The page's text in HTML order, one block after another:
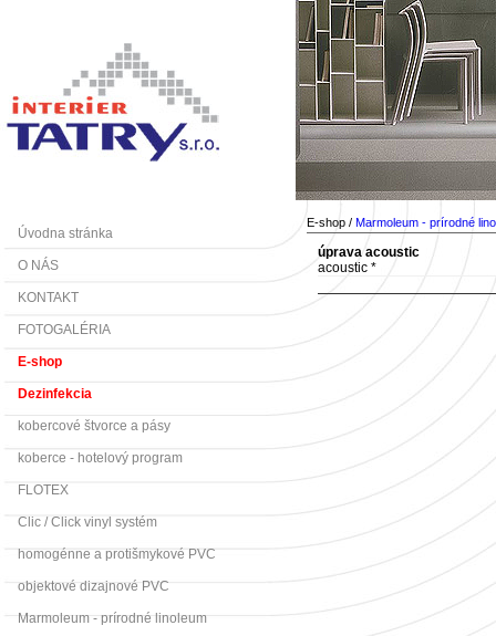
Úvodna stránka
O NÁS
KONTAKT
FOTOGALÉRIA
E-shop
Dezinfekcia
kobercové štvorce a pásy
koberce - hotelový program
FLOTEX
Clic / Click vinyl systém
homogénne a protišmykové PVC
objektové dizajnové PVC
Marmoleum - prírodné linoleum
E-shop / Marmoleum - prírodné
úprava acoustic
acoustic *